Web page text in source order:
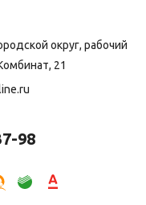
округ, рабочий
21
98